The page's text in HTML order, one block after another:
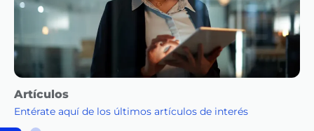
Artículos
Entérate aquí de los últimos artículos de interés